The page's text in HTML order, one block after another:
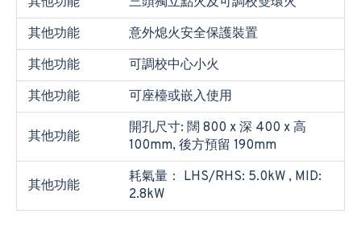
其他功能
意外熄火安全保護裝置
其他功能
可調校中心小火
其他功能
可座檯或嵌入使用
其他功能
開孔尺寸: 闊 800 x 深 400 x 高
100mm, 後方預留 190mm
其他功能
耗氣量： LHS/RHS: 5.0kW , MID:
2.8kW